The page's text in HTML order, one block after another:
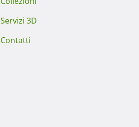
Servizi 3D
Contatti